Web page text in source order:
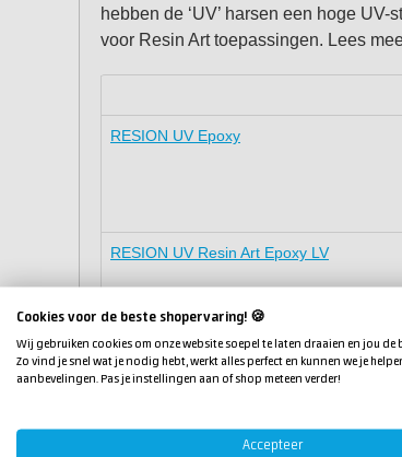
hebben de ‘UV’ harsen een hoge
voor Resin Art toepassingen. Lees
RESION UV Epoxy
RESION UV Resin Art Epoxy LV
RESION UV Resin Art Epoxy MV
Cookies voor de beste shopervaring! 🍪
Wij gebruiken cookies om onze website soepel te laten draaien en jou de
Zo vind je snel wat je nodig hebt, werkt alles perfect en kunnen we je
aanbevelingen. Pas je instellingen aan of shop meteen verder!
Accepteer